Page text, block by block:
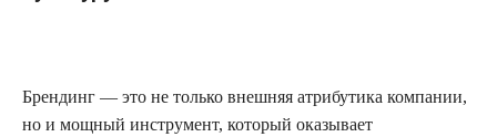
Брендинг — это не только внешняя атрибутика компании,
но и мощный инструмент, который оказывает